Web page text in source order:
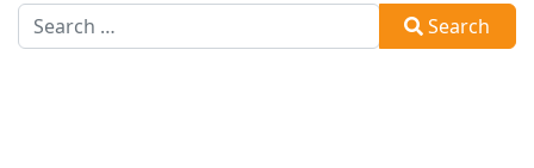
Search
Search